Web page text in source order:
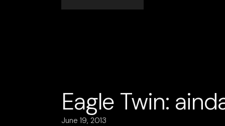
Eagle Twin:
June 19, 2013